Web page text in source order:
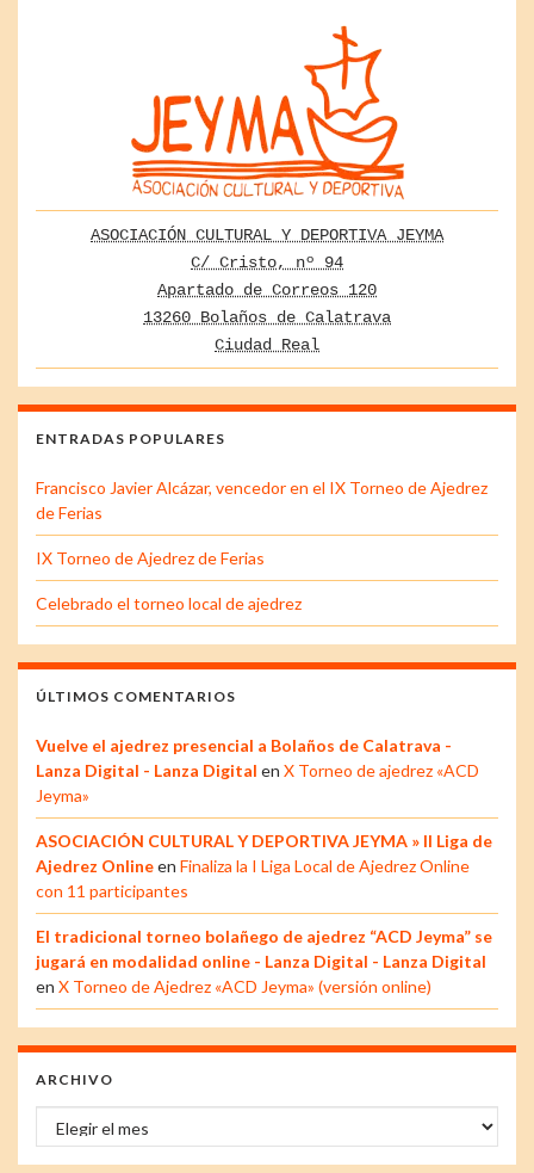
ASOCIACIÓN CULTURAL Y DEPORTIVA JEYMA
C/ Cristo, nº 94
Apartado de Correos 120
13260 Bolaños de Calatrava
Ciudad Real
ENTRADAS POPULARES
Francisco Javier Alcázar, vencedor en el IX Torneo de Ajedrez
de Ferias
IX Torneo de Ajedrez de Ferias
Celebrado el torneo local de ajedrez
ÚLTIMOS COMENTARIOS
Vuelve el ajedrez presencial a Bolaños de Calatrava -
Lanza Digital - Lanza Digital en X Torneo de ajedrez «ACD
Jeyma»
ASOCIACIÓN CULTURAL Y DEPORTIVA JEYMA » II Liga de
Ajedrez Onlineen Finaliza la I Liga Local de Ajedrez Online
con 11 participantes
El tradicional torneo bolañego de ajedrez “ACD Jeyma” se
jugará en modalidad online - Lanza Digital - Lanza Digital
en X Torneo de Ajedrez «ACD Jeyma» (versión online)
ARCHIVO
Archivo